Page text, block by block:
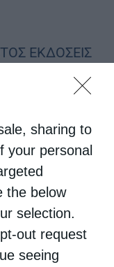
sharing to
your personal
the below
selection.
out request
seeing
ΕΚΔΟΣΕΙΣ
ΑΤΤΙΚΗΣ